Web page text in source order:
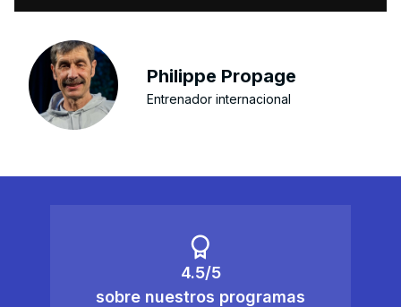
Philippe Propage
Entrenador internacional
4.5/5
sobre nuestros programas